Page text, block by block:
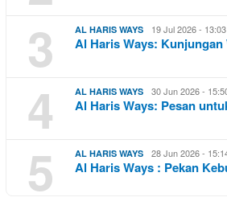
3 AL HARIS WAYS 19 Jul 2026 -
Al Haris Ways:
4 AL HARIS WAYS 30 Jun 2026 -
Al Haris Ways: Pesan
5 AL HARIS WAYS 28 Jun 2026 -
Al Haris Ways : Pekan